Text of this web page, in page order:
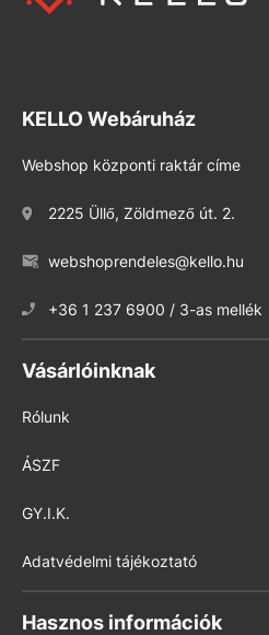
KELLO Webáruház
Webshop központi raktár címe
2225 Üllő, Zöldmező út. 2.
webshoprendeles@kello.hu
+36 1 237 6900 / 3-as mellék
Vásárlóinknak
Rólunk
ÁSZF
GY.I.K.
Adatvédelmi tájékoztató
Hasznos információk